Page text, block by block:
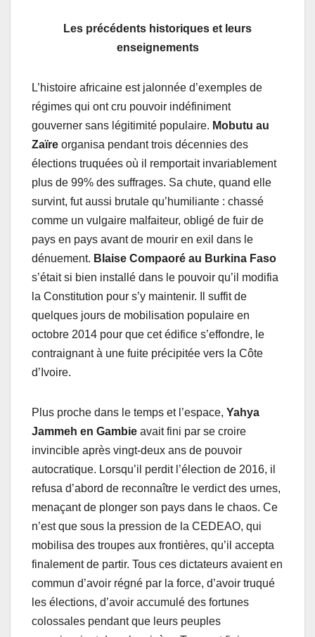
Les précédents historiques et leurs
enseignements
L’histoire africaine est jalonnée d’exemples de
régimes qui ont cru pouvoir indéfiniment
gouverner sans légitimité populaire. Mobutu au
Zaïre organisa pendant trois décennies des
élections truquées où il remportait invariablement
plus de 99% des suffrages. Sa chute, quand elle
survint, fut aussi brutale qu’humiliante : chassé
comme un vulgaire malfaiteur, obligé de fuir de
pays en pays avant de mourir en exil dans le
dénuement. Blaise Compaoré au Burkina Faso
s’était si bien installé dans le pouvoir qu’il modifia
la Constitution pour s’y maintenir. Il suffit de
quelques jours de mobilisation populaire en
octobre 2014 pour que cet édifice s’effondre, le
contraignant à une fuite précipitée vers la Côte
d’Ivoire.
Plus proche dans le temps et l’espace, Yahya
Jammeh en Gambie avait fini par se croire
invincible après vingt-deux ans de pouvoir
autocratique. Lorsqu’il perdit l’élection de 2016, il
refusa d’abord de reconnaître le verdict des urnes,
menaçant de plonger son pays dans le chaos. Ce
n’est que sous la pression de la CEDEAO, qui
mobilisa des troupes aux frontières, qu’il accepta
finalement de partir. Tous ces dictateurs avaient en
commun d’avoir régné par la force, d’avoir truqué
les élections, d’avoir accumulé des fortunes
colossales pendant que leurs peuples